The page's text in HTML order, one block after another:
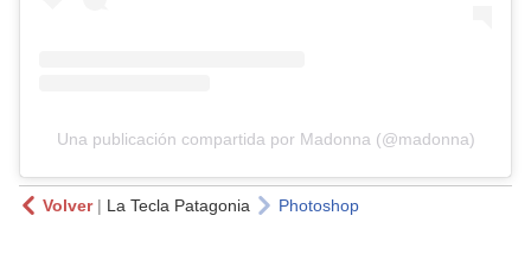
Una publicación compartida por Madonna (@madonna)
Volver| La Tecla Patagonia Photoshop